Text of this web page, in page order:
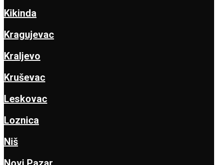
Kikinda
Kragujevac
Kraljevo
Kruševac
Leskovac
Loznica
Niš